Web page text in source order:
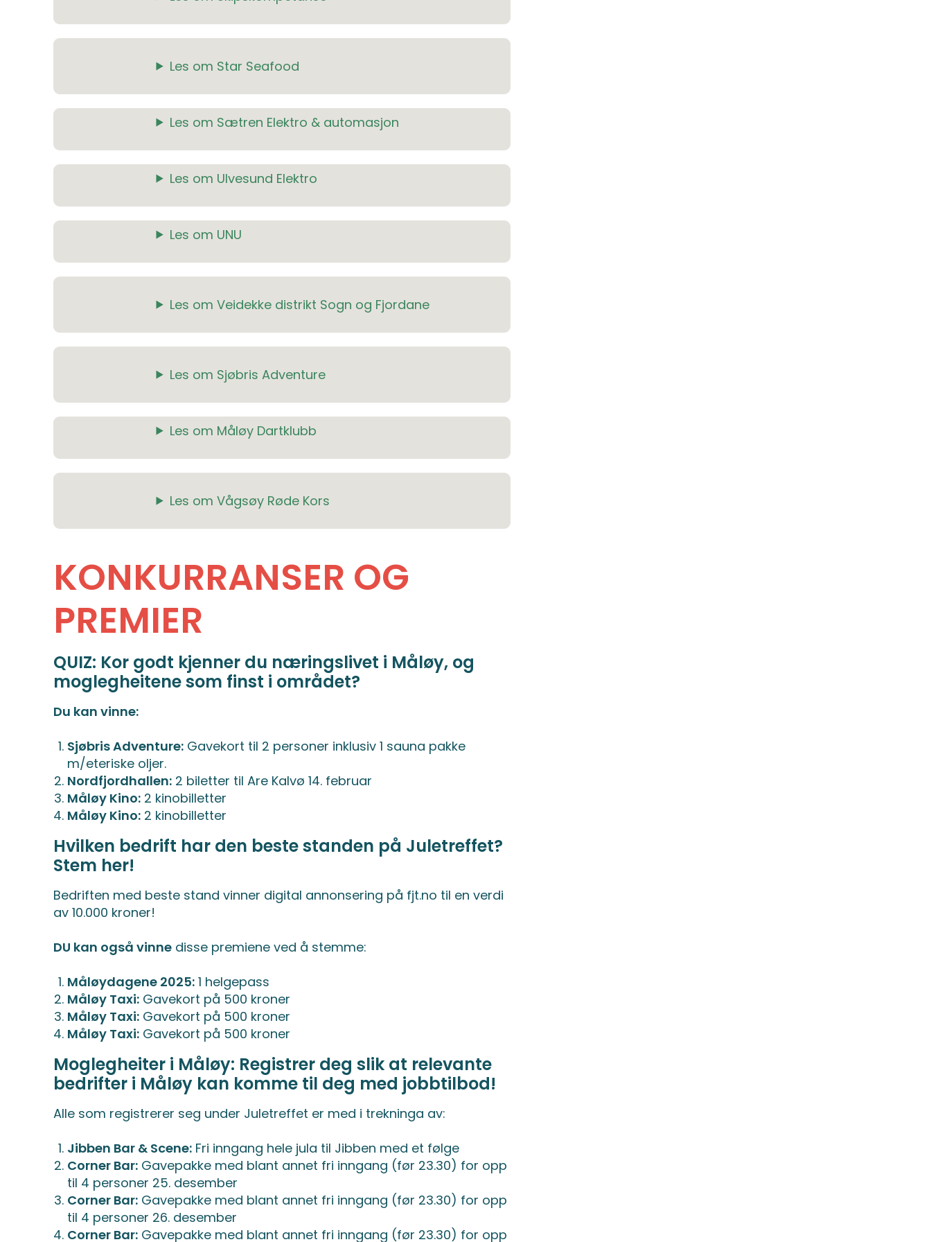
Les om Star Seafood
Les om Sætren Elektro & automasjon
Les om Ulvesund Elektro
Les om UNU
Les om Veidekke distrikt Sogn og Fjordane
Les om Sjøbris Adventure
Les om Måløy Dartklubb
Les om Vågsøy Røde Kors
KONKURRANSER OG
PREMIER
QUIZ: Kor godt kjenner du næringslivet i Måløy, og
moglegheitene som finst i området?
Du kan vinne:
Sjøbris Adventure: Gavekort til 2 personer inklusiv 1 sauna pakke
m/eteriske oljer.
Nordfjordhallen: 2 biletter til Are Kalvø 14. februar
Måløy Kino: 2 kinobilletter
Måløy Kino: 2 kinobilletter
Hvilken bedrift har den beste standen på Juletreffet?
Stem her!
Bedriften med beste stand vinner digital annonsering på fjt.no til en verdi
av 10.000 kroner!
DU kan også vinne disse premiene ved å stemme:
Måløydagene 2025: 1 helgepass
Måløy Taxi: Gavekort på 500 kroner
Måløy Taxi: Gavekort på 500 kroner
Måløy Taxi: Gavekort på 500 kroner
Moglegheiter i Måløy: Registrer deg slik at relevante
bedrifter i Måløy kan komme til deg med jobbtilbod!
Alle som registrerer seg under Juletreffet er med i trekninga av:
Jibben Bar & Scene: Fri inngang hele jula til Jibben med et følge
Corner Bar: Gavepakke med blant annet fri inngang (før 23.30) for opp
til 4 personer 25. desember
Corner Bar: Gavepakke med blant annet fri inngang (før 23.30) for opp
til 4 personer 26. desember
Corner Bar: Gavepakke med blant annet fri inngang (før 23.30) for opp